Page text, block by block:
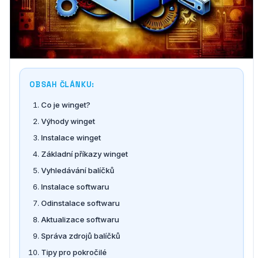
OBSAH ČLÁNKU:
Co je winget?
Výhody winget
Instalace winget
Základní příkazy winget
Vyhledávání balíčků
Instalace softwaru
Odinstalace softwaru
Aktualizace softwaru
Správa zdrojů balíčků
Tipy pro pokročilé